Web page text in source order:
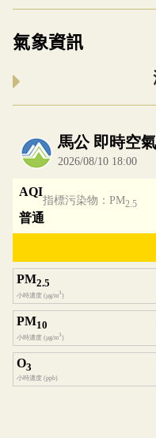
氣象資訊
內嵌空氣品質小